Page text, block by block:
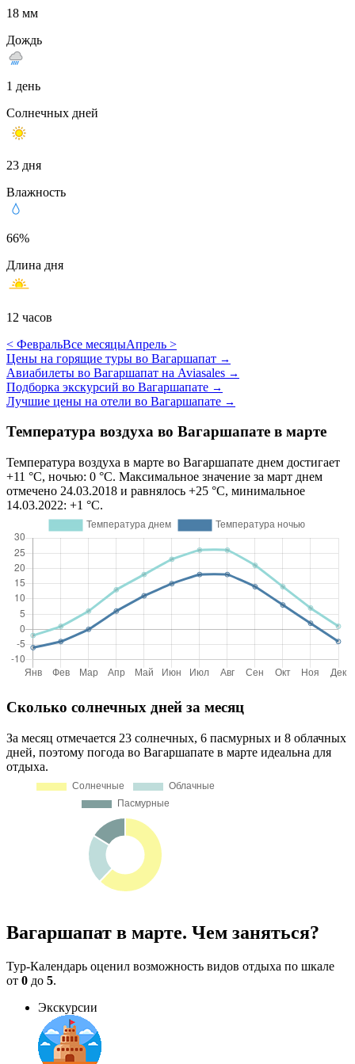
18 мм
Дождь
1 день
Солнечных дней
23 дня
Влажность
66%
Длина дня
12 часов
< ФевральВсе месяцыАпрель >
Цены на горящие туры во Вагаршапат →
Авиабилеты во Вагаршапат на Aviasales →
Подборка экскурсий во Вагаршапате →
Лучшие цены на отели во Вагаршапате →
Температура воздуха во Вагаршапате в марте
Температура воздуха в марте во Вагаршапате днем достигает
+11 °C, ночью: 0 °C. Максимальное значение за март днем
отмечено 24.03.2018 и равнялось +25 °C, минимальное
14.03.2022: +1 °C.
Сколько солнечных дней за месяц
За месяц отмечается 23 солнечных, 6 пасмурных и 8 облачных
дней, поэтому погода во Вагаршапате в марте идеальна для
отдыха.
Вагаршапат в марте. Чем заняться?
Тур-Календарь оценил возможность видов отдыха по шкале
от 0 до 5.
Экскурсии